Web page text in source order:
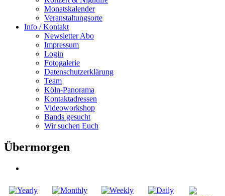
Monatskalender
Veranstaltungsorte
Info / Kontakt
Newsletter Abo
Impressum
Login
Fotogalerie
Datenschutzerklärung
Team
Köln-Panorama
Kontaktadressen
Videoworkshop
Bands gesucht
Wir suchen Euch
Übermorgen